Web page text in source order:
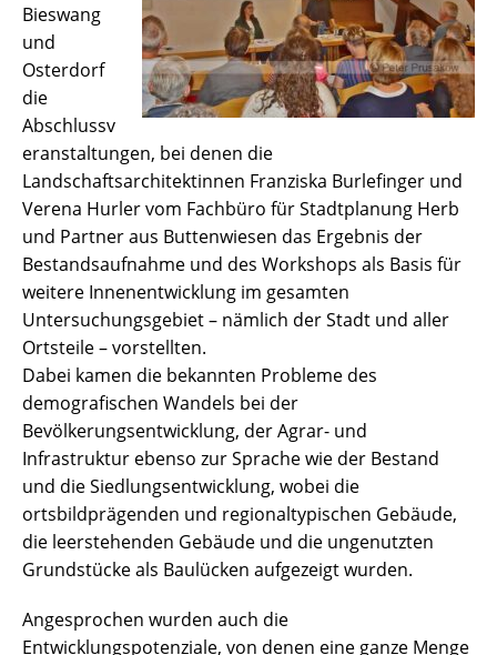
Bieswang
und
Osterdorf
die
Abschlussv
eranstaltungen, bei denen die
Landschaftsarchitektinnen Franziska Burlefinger und
Verena Hurler vom Fachbüro für Stadtplanung Herb
und Partner aus Buttenwiesen das Ergebnis der
Bestandsaufnahme und des Workshops als Basis für
weitere Innenentwicklung im gesamten
Untersuchungsgebiet – nämlich der Stadt und aller
Ortsteile – vorstellten.
Dabei kamen die bekannten Probleme des
demografischen Wandels bei der
Bevölkerungsentwicklung, der Agrar- und
Infrastruktur ebenso zur Sprache wie der Bestand
und die Siedlungsentwicklung, wobei die
ortsbildprägenden und regionaltypischen Gebäude,
die leerstehenden Gebäude und die ungenutzten
Grundstücke als Baulücken aufgezeigt wurden.
Angesprochen wurden auch die
Entwicklungspotenziale, von denen eine ganze Menge